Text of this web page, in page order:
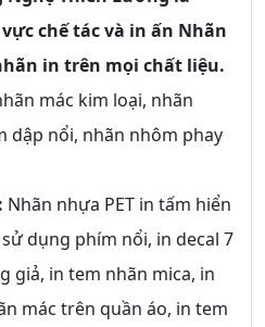
chế tác và in ấn Nhãn
in trên mọi chất liệu.
mác kim loại, nhãn
dập nổi, nhãn nhôm phay
Nhãn nhựa PET in tấm hiển
dụng phím nổi, in decal 7
giả, in tem nhãn mica, in
mác trên quần áo, in tem